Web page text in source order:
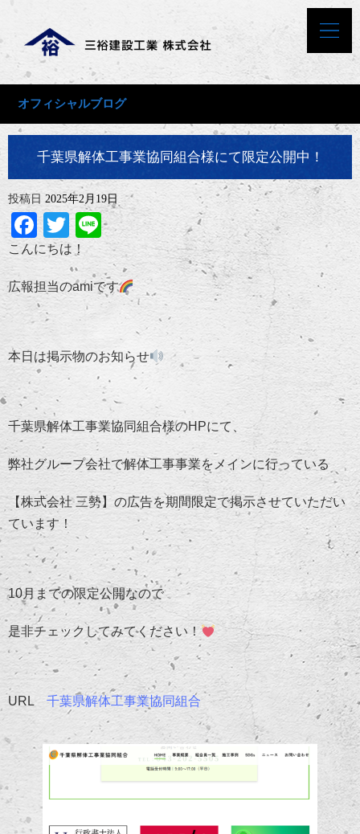
オフィシャルブログ
千葉県解体工事業協同組合様にて限定公開中！
投稿日 2025年2月19日
Facebook
Twitter
Line
こんにちは！
広報担当のamiです
本日は掲示物のお知らせ
千葉県解体工事業協同組合様のHPにて、
弊社グループ会社で解体工事事業をメインに行っている
【株式会社 三勢】の広告を期間限定で掲示させていただい
ています！
10月までの限定公開なので
是非チェックしてみてください！
URL 千葉県解体工事業協同組合